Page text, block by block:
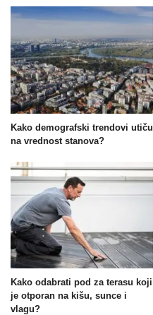
Kako demografski trendovi utiču
na vrednost stanova?
Kako odabrati pod za terasu koji
je otporan na kišu, sunce i
vlagu?